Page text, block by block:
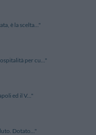
è la scelta..."
per cu..."
ed il V..."
Dotato..."